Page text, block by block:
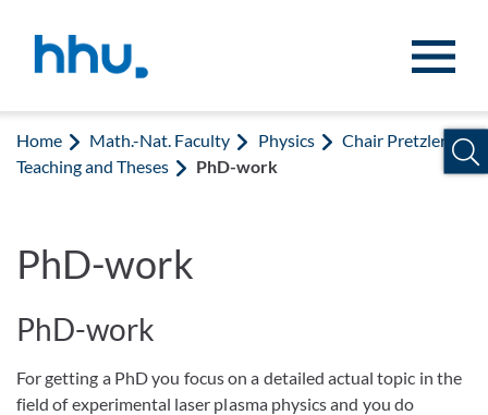
Home Math.-Nat. Faculty Physics
Chair Pretzler
Teaching and Theses
PhD-work
PhD-work
PhD-work
For getting a PhD you focus on a detailed actual topic in the
field of experimental laser plasma physics and you do